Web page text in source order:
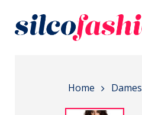
Home Dames